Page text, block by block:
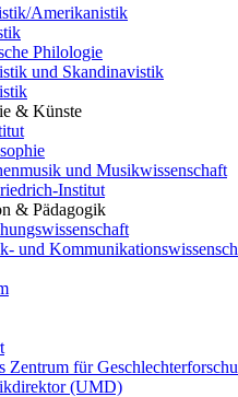
Amerikanistik
Philologie
und Skandinavistik
& Künste
und Musikwissenschaft
Institut
& Pädagogik
und
Zentrum für
(UMD)